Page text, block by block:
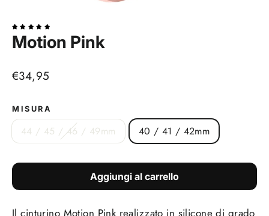
Motion Pink
Prezzo
listino
€34,95
MISURA
44 / 45 / 46 / 49mm 40 / 41 / 42mm
Aggiungi al carrello
Il cinturino Motion Pink realizzato in silicone di grado